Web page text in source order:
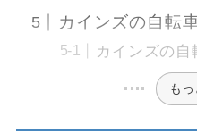
カインズの自転
カインズの自
も